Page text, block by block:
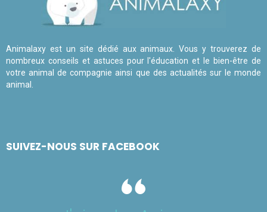
Animalaxy est un site dédié aux animaux. Vous y trouverez de
nombreux conseils et astuces pour l'éducation et le bien-être de
votre animal de compagnie ainsi que des actualités sur le monde
animal.
SUIVEZ-NOUS SUR FACEBOOK